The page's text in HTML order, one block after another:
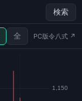
検索
全 PC版令八式 ↗